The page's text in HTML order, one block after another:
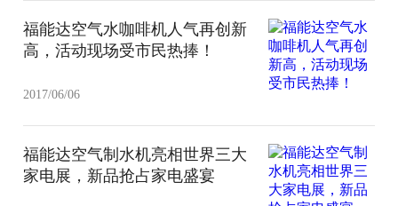
福能达空气水咖啡机人气再创新
高，活动现场受市民热捧！
2017/06/06
福能达空气制水机亮相世界三大
家电展，新品抢占家电盛宴